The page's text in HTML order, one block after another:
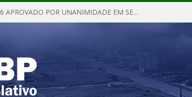
PROJETO DE LEI 002/2026 APROVADO POR UNANIMIDADE EM SESSÃO ORDINÁRIA NESTA QUINTA – FEIRA 28 DE MAIO DE 2026